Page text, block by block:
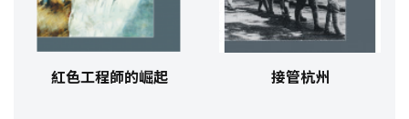
紅色工程師的崛起 接管杭州